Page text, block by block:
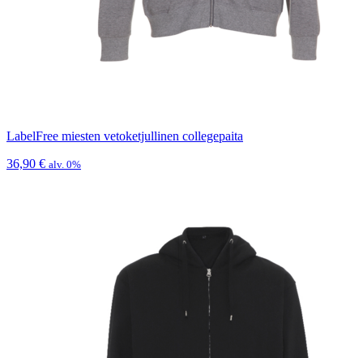
LabelFree miesten vetoketjullinen collegepaita
36,90 € alv. 0%